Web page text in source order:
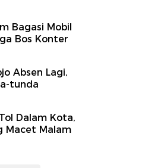
Bagasi Mobil
Bos Konter
Absen Lagi,
tunda
Dalam Kota,
Macet Malam